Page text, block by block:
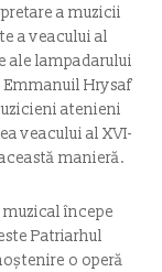
a muzicii
a veacului al
ale lampadarului
Hrysaf
atenieni
veacului al XVI-
manieră.
începe
Patriarhul
o operă